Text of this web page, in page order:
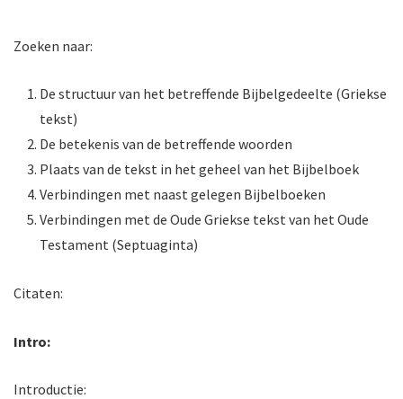
Zoeken naar:
De structuur van het betreffende Bijbelgedeelte (Griekse
tekst)
De betekenis van de betreffende woorden
Plaats van de tekst in het geheel van het Bijbelboek
Verbindingen met naast gelegen Bijbelboeken
Verbindingen met de Oude Griekse tekst van het Oude
Testament (Septuaginta)
Citaten:
Intro:
Introductie: